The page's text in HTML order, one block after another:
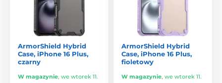
ArmorShield Hybrid
Case, iPhone 16 Plus,
czarny
W magazynie, we wtorek 11.
ArmorShield Hybrid
Case, iPhone 16 Plus,
fioletowy
W magazynie, we wtorek 11.